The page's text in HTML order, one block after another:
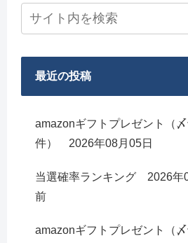
最近の投稿
amazonギフトプレゼント（
件） 2026年08月05日
当選確率ランキング 2026
前
amazonギフトプレゼント（